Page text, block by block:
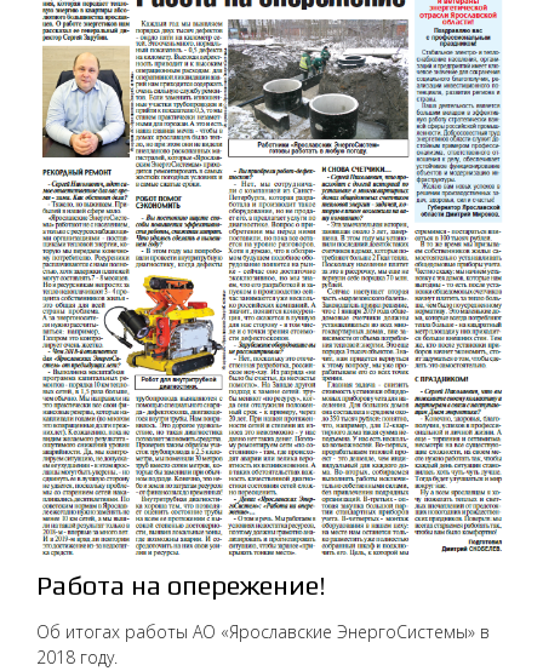
Работа на опережение!
Об итогах работы АО «Ярославские ЭнергоСистемы» в
2018 году.